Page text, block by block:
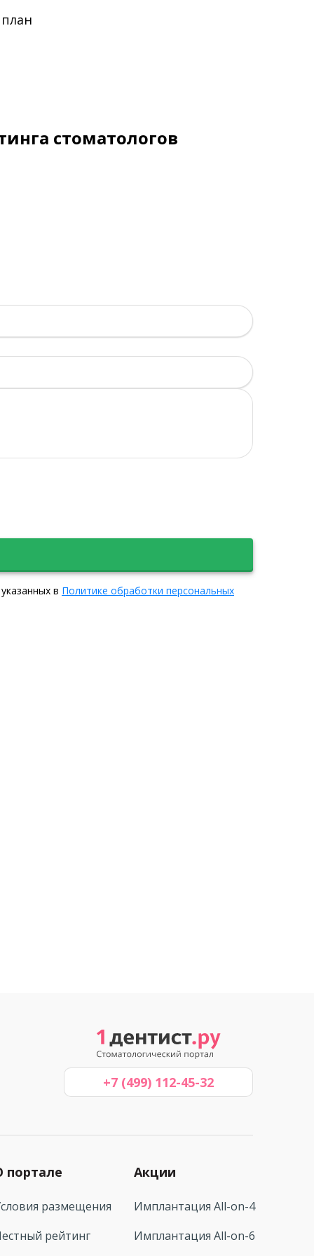
стоматологов
в Политике обработки персональных
+7 (499) 112-45-32
портале
размещения
рейтинг
Акции
Имплантация All-on-4
Имплантация All-on-6